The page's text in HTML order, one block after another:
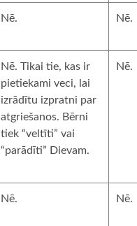
Nē. Nē.
Nē. Tikai tie, kas ir
pietiekami veci, lai
izrādītu izpratni par
atgriešanos. Bērni
tiek “veltīti” vai
“parādīti” Dievam.
Nē.
Nē. Nē.